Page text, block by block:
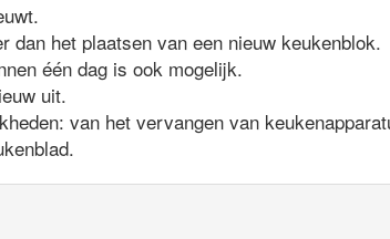
dan het plaatsen van een nieuw keukenblok.
één dag is ook mogelijk.
uit.
van het vervangen van